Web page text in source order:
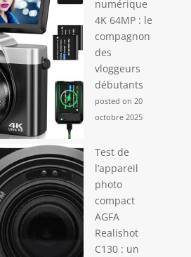
numérique
4K 64MP : le
compagnon
des
vloggeurs
débutants
posted on 20
octobre 2025
Test de
l’appareil
photo
compact
AGFA
Realishot
C130 : un